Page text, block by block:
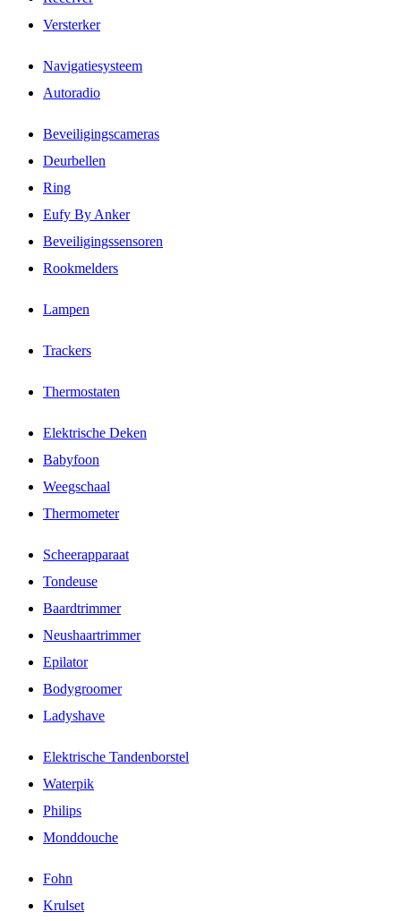
Versterker
Navigatiesysteem
Autoradio
Beveiligingscameras
Deurbellen
Ring
Eufy By Anker
Beveiligingssensoren
Rookmelders
Lampen
Trackers
Thermostaten
Elektrische Deken
Babyfoon
Weegschaal
Thermometer
Scheerapparaat
Tondeuse
Baardtrimmer
Neushaartrimmer
Epilator
Bodygroomer
Ladyshave
Elektrische Tandenborstel
Waterpik
Philips
Monddouche
Fohn
Krulset